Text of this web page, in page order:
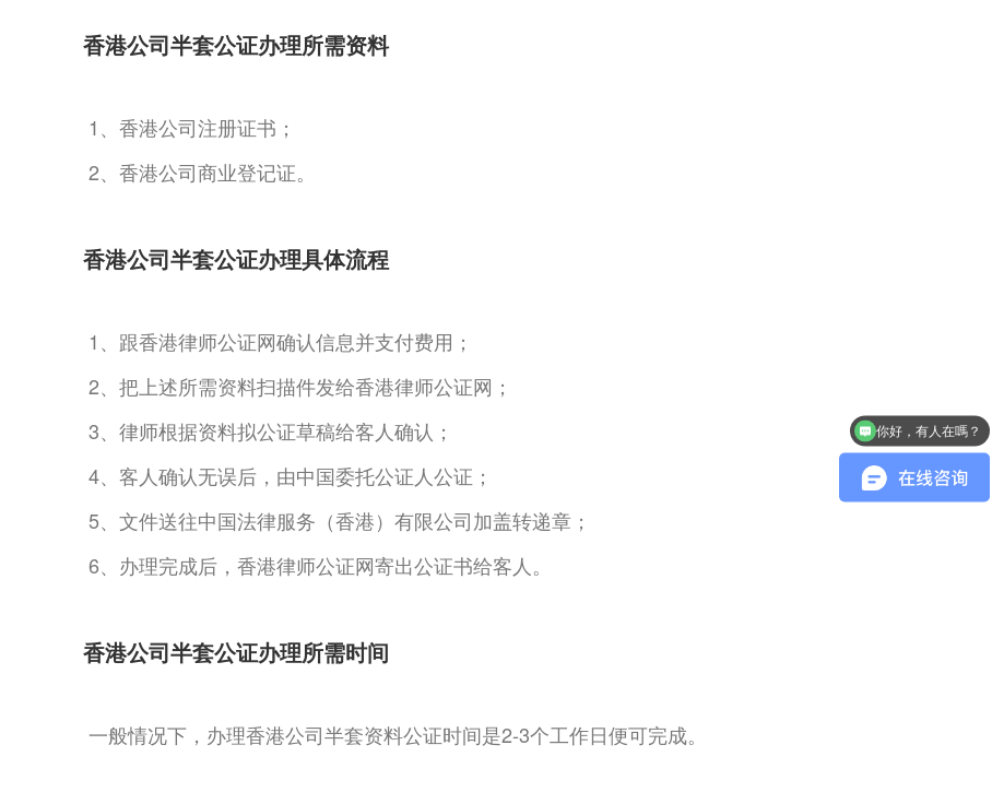
香港公司半套公证办理所需资料
1、香港公司注册证书；
2、香港公司商业登记证。
香港公司半套公证办理具体流程
1、跟香港律师公证网确认信息并支付费用；
2、把上述所需资料扫描件发给香港律师公证网；
3、律师根据资料拟公证草稿给客人确认；
4、客人确认无误后，由中国委托公证人公证；
5、文件送往中国法律服务（香港）有限公司加盖转递章；
6、办理完成后，香港律师公证网寄出公证书给客人。
香港公司半套公证办理所需时间
一般情况下，办理香港公司半套资料公证时间是2-3个工作日便可完成。
你好，有人在嗎？